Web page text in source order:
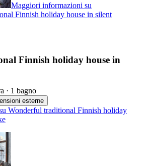
Maggiori informazioni su
Finnish holiday house in silent
Finnish holiday house in
· 1 bagno
esterne
Wonderful traditional Finnish holiday